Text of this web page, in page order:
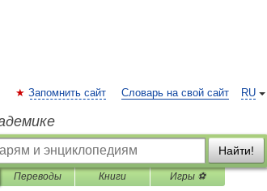
RU
Запомнить сайт Словарь на свой сайт
Найти!
Переводы Книги Игры ⚽